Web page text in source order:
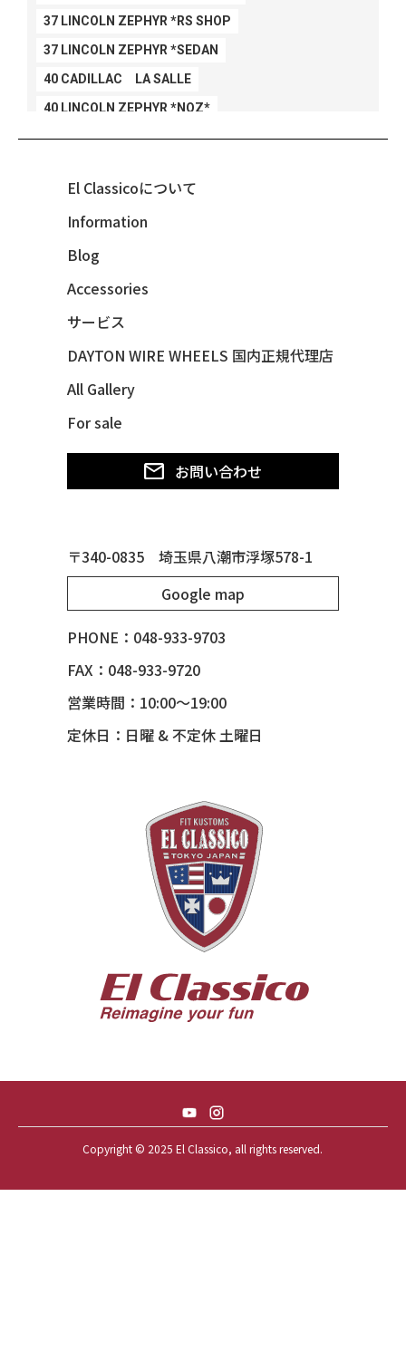
37 LINCOLN ZEPHYR *RS SHOP
37 LINCOLN ZEPHYR *SEDAN
40 CADILLAC LA SALLE
40 LINCOLN ZEPHYR *NOZ*
40 LINCOLN ZEPHYR *V12*
47 CHEVY FLEETMASTER CONV
48 CHEVY 3100 *Q-CHINCO
48 CHEVY FLEET AEROSEDAN
48 CHEVY FLEETMASTER CONV
49 MERCURY *MERC9*
50 CHEVY STYLE-LINE*BUBBLES
50 CHEVY SUBURBAN
51 MERCURY *ART MORRISON
53 CHEVY BEL-AIR
55 BUICK ROADMASTER
55 CHEVY HANDYMAN WAGON
56 BUICK SPECIAL * 565 *
56 CHEVY BEL-AIR * KOMO *
56 CHEVY BEL-AIR *SPARKLE 56
57 CHEVY BEL-AIR CONVERTIBLE
57 CHEVY NOMAD *ACID 57*
59 CADILLAC COUPE DEVILLE
59 CHEVY APACHE *アパ太郎
El Classicoについて
Information
Blog
Accessories
サービス
DAYTON WIRE WHEELS 国内正規代理店
All Gallery
For sale
お問い合わせ
〒340-0835 埼玉県八潮市浮塚578-1
Google map
PHONE：048-933-9703
FAX：048-933-9720
営業時間：10:00～19:00
定休日：日曜 & 不定休 土曜日
Copyright © 2025 El Classico, all rights reserved.️